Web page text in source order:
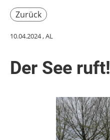
Zurück
10.04.2024, AL
Der See ruft!